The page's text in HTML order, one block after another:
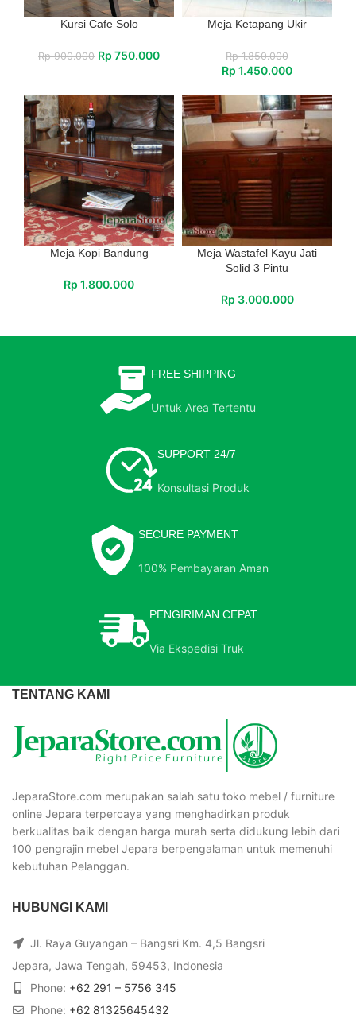
Kursi Cafe Solo
Rp900.000 Rp 750.000
Meja Ketapang Ukir
Rp1.850.000
Rp 1.450.000
Meja Kopi Bandung
Rp 1.800.000
Meja Wastafel Kayu Jati
Solid 3 Pintu
Rp 3.000.000
FREE SHIPPING
Untuk Area Tertentu
SUPPORT 24/7
Konsultasi Produk
SECURE PAYMENT
100% Pembayaran Aman
PENGIRIMAN CEPAT
Via Ekspedisi Truk
TENTANG KAMI
JeparaStore.com merupakan salah satu toko mebel / furniture
online Jepara terpercaya yang menghadirkan produk
berkualitas baik dengan harga murah serta didukung lebih dari
100 pengrajin mebel Jepara berpengalaman untuk memenuhi
kebutuhan Pelanggan.
HUBUNGI KAMI
Jl. Raya Guyangan – Bangsri Km. 4,5 Bangsri
Jepara, Jawa Tengah, 59453, Indonesia
Phone: +62 291 – 5756 345
Phone: +62 81325645432